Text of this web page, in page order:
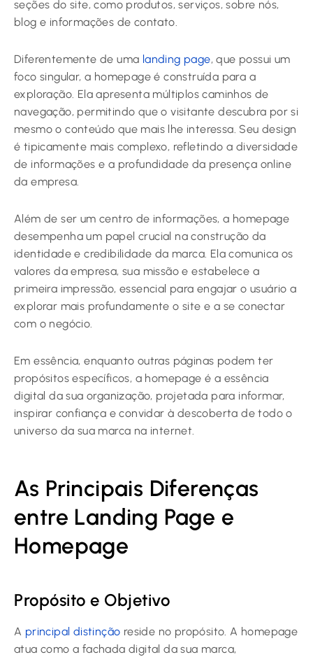
seções do site, como produtos, serviços, sobre nós,
blog e informações de contato.
Diferentemente de uma landing page, que possui um
foco singular, a homepage é construída para a
exploração. Ela apresenta múltiplos caminhos de
navegação, permitindo que o visitante descubra por si
mesmo o conteúdo que mais lhe interessa. Seu design
é tipicamente mais complexo, refletindo a diversidade
de informações e a profundidade da presença online
da empresa.
Além de ser um centro de informações, a homepage
desempenha um papel crucial na construção da
identidade e credibilidade da marca. Ela comunica os
valores da empresa, sua missão e estabelece a
primeira impressão, essencial para engajar o usuário a
explorar mais profundamente o site e a se conectar
com o negócio.
Em essência, enquanto outras páginas podem ter
propósitos específicos, a homepage é a essência
digital da sua organização, projetada para informar,
inspirar confiança e convidar à descoberta de todo o
universo da sua marca na internet.
As Principais Diferenças
entre Landing Page e
Homepage
Propósito e Objetivo
A principal distinção reside no propósito. A homepage
atua como a fachada digital da sua marca,